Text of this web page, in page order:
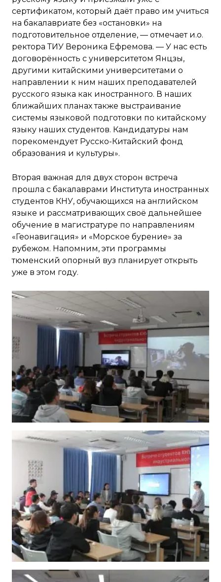
сертификатом, который даёт право им учиться
на бакалавриате без «остановки» на
подготовительное отделение, — отмечает и.о.
ректора ТИУ Вероника Ефремова. — У нас есть
договорённость с университетом Янцзы,
другими китайскими университетами о
направлении к ним наших преподавателей
русского языка как иностранного. В наших
ближайших планах также выстраивание
системы языковой подготовки по китайскому
языку наших студентов. Кандидатуры нам
порекомендует Русско-Китайский фонд
образования и культуры».
Вторая важная для двух сторон встреча
прошла с бакалаврами Института иностранных
студентов КНУ, обучающихся на английском
языке и рассматривающих своё дальнейшее
обучение в магистратуре по направлениям
«Геонавигация» и «Морское бурение» за
рубежом. Напомним, эти программы
тюменский опорный вуз планирует открыть
уже в этом году.